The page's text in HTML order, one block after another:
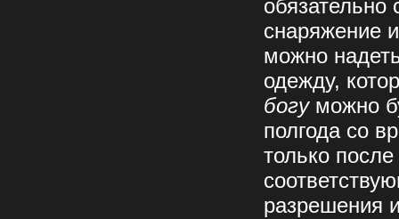
обязательно
снаряжение
можно
одежду,
богу можно
полгода со
только
разрешения